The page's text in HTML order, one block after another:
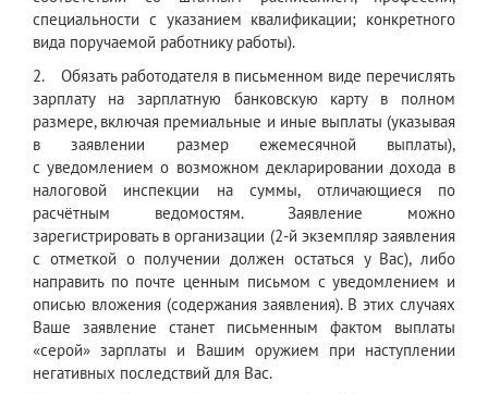
специальности с указанием квалификации; конкретного
вида поручаемой работнику работы).
2. Обязать работодателя в письменном виде перечислять
зарплату на зарплатную банковскую карту в полном
размере, включая премиальные и иные выплаты (указывая
в заявлении размер ежемесячной выплаты),
с уведомлением о возможном декларировании дохода в
налоговой инспекции на суммы, отличающиеся по
расчётным ведомостям. Заявление можно
зарегистрировать в организации (2-й экземпляр заявления
с отметкой о получении должен остаться у Вас), либо
направить по почте ценным письмом с уведомлением и
описью вложения (содержания заявления). В этих случаях
Ваше заявление станет письменным фактом выплаты
«серой» зарплаты и Вашим оружием при наступлении
негативных последствий для Вас.